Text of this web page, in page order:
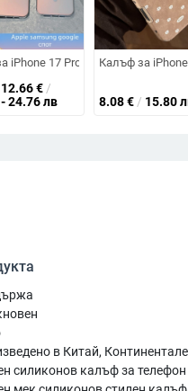
и iPhone 17 Air с интегрирана
iPhone 17 Pro с матов
€ /
24.76 лв
Калъф за
8.08€ / 15.80
в Китай,
силиконов калъф за телефон